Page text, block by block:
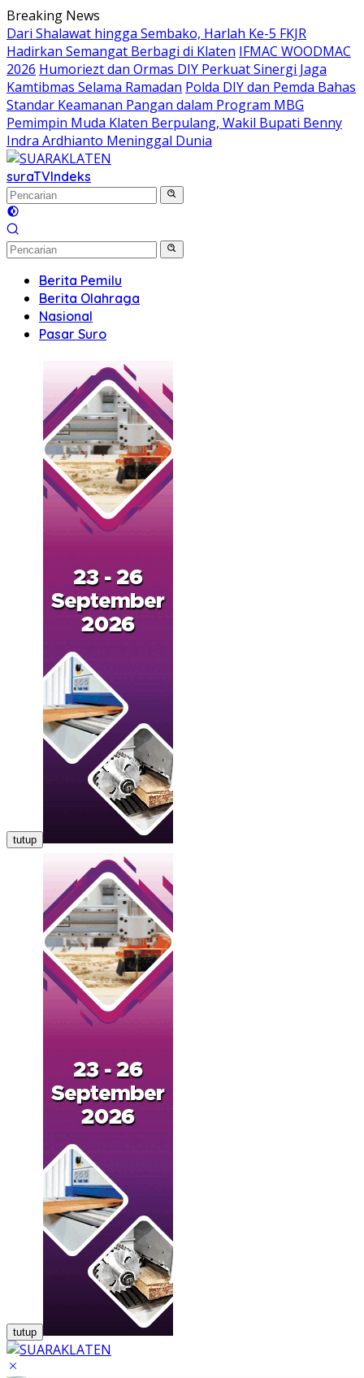
Langsung
ke
konten
Breaking News
Dari Shalawat hingga Sembako, Harlah Ke-5 FKJR
Hadirkan Semangat Berbagi di Klaten IFMAC WOODMAC
2026 Humoriezt dan Ormas DIY Perkuat Sinergi Jaga
Kamtibmas Selama Ramadan Polda DIY dan Pemda Bahas
Standar Keamanan Pangan dalam Program MBG
Pemimpin Muda Klaten Berpulang, Wakil Bupati Benny
Indra Ardhianto Meninggal Dunia
suraTVIndeks
Berita Pemilu
Berita Olahraga
Nasional
Pasar Suro
tutup
tutup